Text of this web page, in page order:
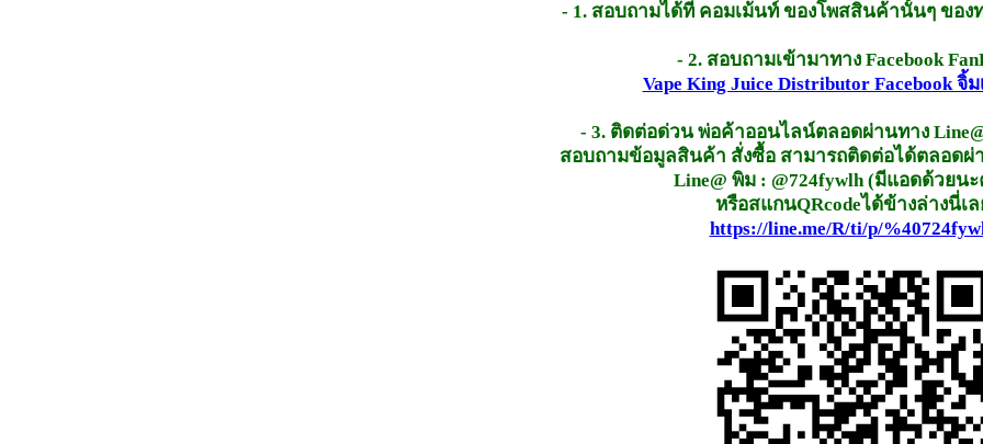
- 1. สอบถามได้ที่ คอมเม้นท์ ของโพสสินค้านั้นๆ ของท
- 2. สอบถามเข้ามาทาง Facebook
Vape King Juice Distributor Facebook จิ้
- 3. ติดต่อด่วน พ่อค้าออนไลน์ตลอดผ่านทาง
สอบถามข้อมูลสินค้า สั่งซื้อ สามารถติดต่อได้ตลอดผ่
Line@ พิม : @724fywlh (มีแอดด้วยน
หรือสแกนQRcodeได้ข้างล่างนี่เล
https://line.me/R/ti/p/